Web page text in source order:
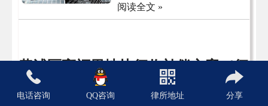
阅读全文 »
黄浦区高福里地块征收补偿方案（征
求意见稿）
电话咨询 QQ咨询 律所地址 分享